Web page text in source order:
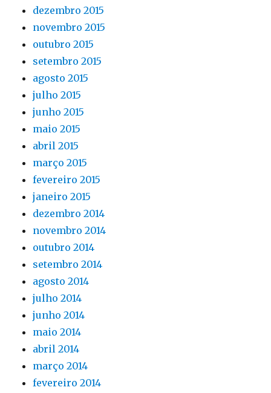
dezembro 2015
novembro 2015
outubro 2015
setembro 2015
agosto 2015
julho 2015
junho 2015
maio 2015
abril 2015
março 2015
fevereiro 2015
janeiro 2015
dezembro 2014
novembro 2014
outubro 2014
setembro 2014
agosto 2014
julho 2014
junho 2014
maio 2014
abril 2014
março 2014
fevereiro 2014